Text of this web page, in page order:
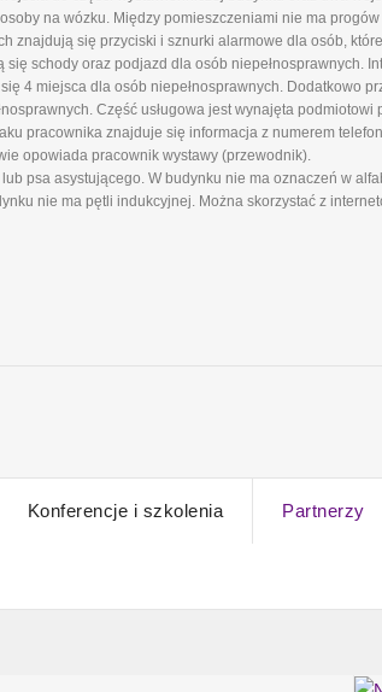
na wózku. Między pomieszczeniami nie ma
się przyciski i sznurki alarmowe dla osób,
schody oraz podjazd dla osób niepełnosprawnych.
4 miejsca dla osób niepełnosprawnych. Dodatkowo
Część usługowa jest wynajęta podmiotowi
pracownika znajduje się informacja z numerem
opowiada pracownik wystawy (przewodnik).
psa asystującego. W budynku nie ma oznaczeń w
nie ma pętli indukcyjnej. Można skorzystać z
Konferencje i szkolenia Partnerzy